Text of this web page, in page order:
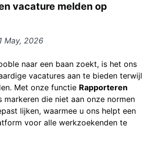
vacature melden op
May, 2026
naar een baan zoekt, is het ons
vacatures aan te bieden terwijl
Met onze functie Rapporteren
markeren die niet aan onze normen
lijken, waarmee u ons helpt een
voor alle werkzoekenden te